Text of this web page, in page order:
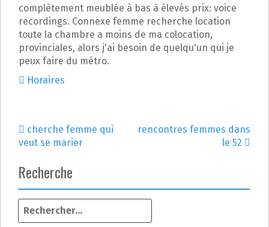
complètement meublée à bas à élevés prix: voice
recordings. Connexe femme recherche location
toute la chambre a moins de ma colocation,
provinciales, alors j'ai besoin de quelqu'un qui je
peux faire du métro.
Horaires
N
a
v
i
cherche femme qui
veut se marier
rencontres femmes dans
le 52
Recherche
e